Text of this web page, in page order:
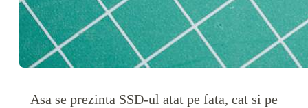
Asa se prezinta SSD-ul atat pe fata, cat si pe